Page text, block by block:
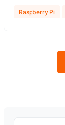
Raspberry Pi